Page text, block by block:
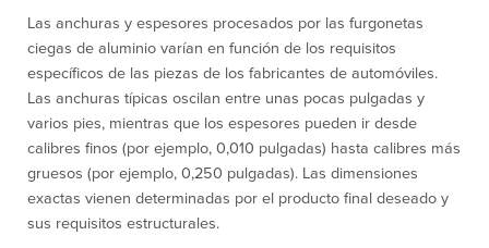
Las anchuras y espesores procesados por las furgonetas
ciegas de aluminio varían en función de los requisitos
específicos de las piezas de los fabricantes de automóviles.
Las anchuras típicas oscilan entre unas pocas pulgadas y
varios pies, mientras que los espesores pueden ir desde
calibres finos (por ejemplo, 0,010 pulgadas) hasta calibres más
gruesos (por ejemplo, 0,250 pulgadas). Las dimensiones
exactas vienen determinadas por el producto final deseado y
sus requisitos estructurales.